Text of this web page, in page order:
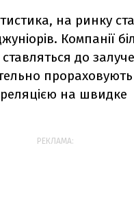
на ринку
Компанії
ставляться до
прораховують
на швидке
РЕКЛАМА: